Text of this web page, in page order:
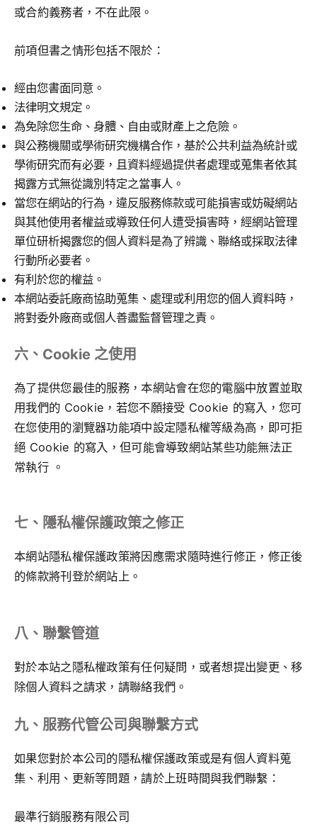
或合約義務者，不在此限。
前項但書之情形包括不限於：
經由您書面同意。
法律明文規定。
為免除您生命、身體、自由或財產上之危險。
與公務機關或學術研究機構合作，基於公共利益為統計或
學術研究而有必要，且資料經過提供者處理或蒐集者依其
揭露方式無從識別特定之當事人。
當您在網站的行為，違反服務條款或可能損害或妨礙網站
與其他使用者權益或導致任何人遭受損害時，經網站管理
單位研析揭露您的個人資料是為了辨識、聯絡或採取法律
行動所必要者。
有利於您的權益。
本網站委託廠商協助蒐集、處理或利用您的個人資料時，
將對委外廠商或個人善盡監督管理之責。
六、Cookie 之使用
為了提供您最佳的服務，本網站會在您的電腦中放置並取
用我們的 Cookie，若您不願接受 Cookie 的寫入，您可
在您使用的瀏覽器功能項中設定隱私權等級為高，即可拒
絕 Cookie 的寫入，但可能會導致網站某些功能無法正
常執行 。
七、隱私權保護政策之修正
本網站隱私權保護政策將因應需求隨時進行修正，修正後
的條款將刊登於網站上。
八、聯繫管道
對於本站之隱私權政策有任何疑問，或者想提出變更、移
除個人資料之請求，請聯絡我們。
九、服務代管公司與聯繫方式
如果您對於本公司的隱私權保護政策或是有個人資料蒐
集、利用、更新等問題，請於上班時間與我們聯繫：
最準行銷服務有限公司